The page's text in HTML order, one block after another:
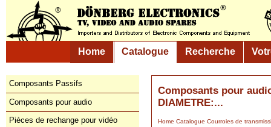
Home Catalogue Recherche
Composants Passifs
Composants pour audio
Pièces de rechange pour vidéo
Composants pour
DIAMETRE:...
Home Catalogue Courroies de